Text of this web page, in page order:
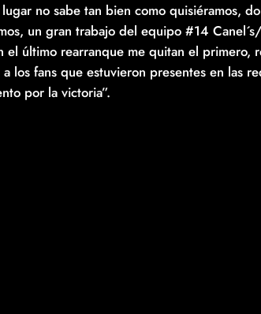
no sabe tan bien como quisiéramos,
un gran trabajo del equipo #14
último rearranque me quitan el primero,
los fans que estuvieron presentes en las
por la victoria”.